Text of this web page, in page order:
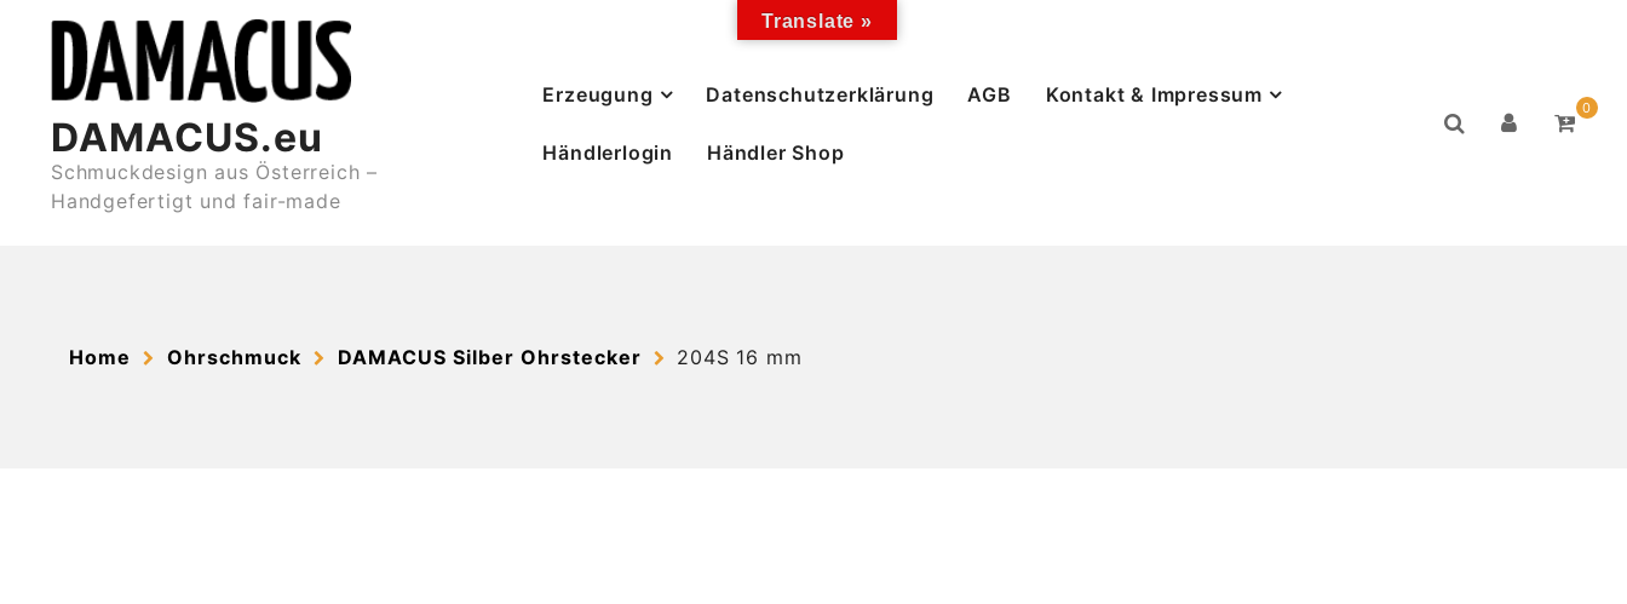
content
DAMACUS.eu
Schmuckdesign aus Österreich –
Handgefertigt und fair-made
Erzeugung Datenschutzerklärung AGB Kontakt & Impressum
Händlerlogin Händler Shop
0
Home Ohrschmuck DAMACUS Silber Ohrstecker 204S 16 mm
Translate »